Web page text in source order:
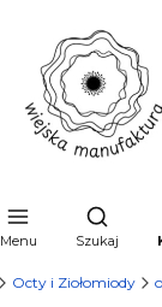
Menu
Otwórz
Szukaj
Octy i Ziołomiody